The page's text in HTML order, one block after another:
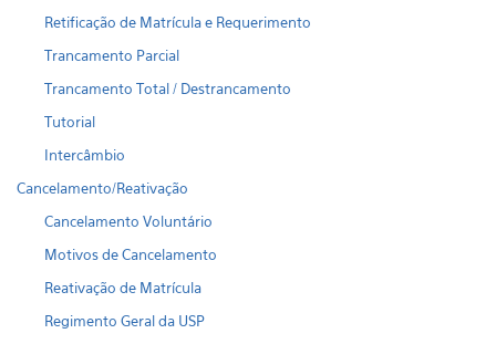
Retificação de Matrícula e Requerimento
Trancamento Parcial
Trancamento Total / Destrancamento
Tutorial
Intercâmbio
Cancelamento/Reativação
Cancelamento Voluntário
Motivos de Cancelamento
Reativação de Matrícula
Regimento Geral da USP